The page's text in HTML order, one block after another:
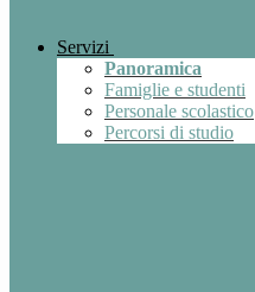
Servizi
Panoramica
Famiglie e studenti
Personale scolastico
Percorsi di studio